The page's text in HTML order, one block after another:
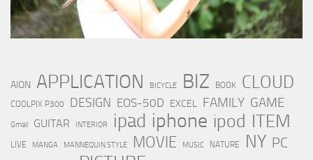
AION APPLICATION BICYCLE BIZ BOOK CLOUD
COOLPIX P300 DESIGN EOS-50D EXCEL FAMILY GAME
Gmail GUITAR INTERIOR ipad iphone ipod ITEM
LIVE MANGA MANNEQUIN STYLE MOVIE MUSIC NATURE NY PC